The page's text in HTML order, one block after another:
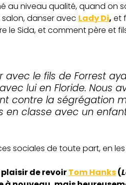
au niveau qualité, quand on
danser avec Lady Di, et
le Sida, et comment père et
avec le fils de Forrest
lui en Floride. Nous
contre la ségrégation
en classe avec un
sociales de toute part, en
de revoirTom Hanks(